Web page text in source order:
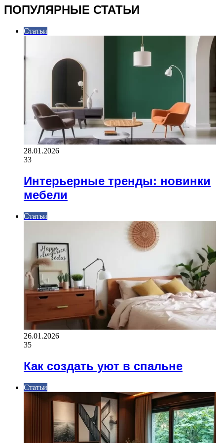
ПОПУЛЯРНЫЕ СТАТЬИ
Статьи
28.01.2026
33
Интерьерные тренды: новинки
мебели
Статьи
26.01.2026
35
Как создать уют в спальне
Статьи